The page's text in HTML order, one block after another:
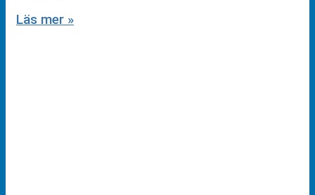
Läs mer »